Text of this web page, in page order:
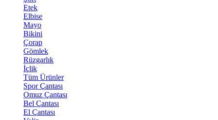
Etek
Elbise
Mayo
Bikini
Çorap
Gömlek
Rüzgarlık
İçlik
Tüm Ürünler
Spor Çantası
Omuz Çantası
Bel Çantası
El Çantası